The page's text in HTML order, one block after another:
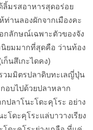
ลิ้มรสอาหารสุดอร่อย
ท่านลองผักจากเมืองคะ
กลักษณ์เฉพาะตัวของจัง
ยมมากที่สุดคือ ว่านท้อง
ก็นสึเกะไดคง)
วมมิตรปลาดิบทะเลญี่ปุ่น
อบไปด้วยปลาหลาก
ปลาโนะโดะคุโระ อย่าง
โดะคุโระแล่บาวางเรียง